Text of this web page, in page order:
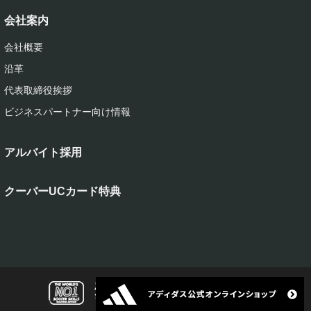
会社案内
会社概要
沿革
代表取締役挨拶
ビジネスパートナー向け情報
アルバイト採用
クーバーUCカード特典